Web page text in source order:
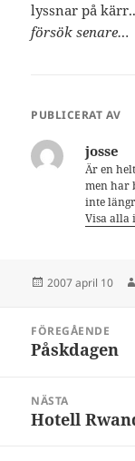
lyssnar på
försök senare…
PUBLICERAT AV
josse
Är en
men har
inte
Visa alla
Postat
2007 april 10
FÖREGÅENDE
Föregående
Påskdagen
NÄSTA
Nästa
Hotell